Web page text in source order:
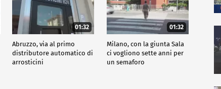
01:32
Abruzzo, via al primo
distributore automatico di
arrosticini
01:32
Milano, con la giunta Sala
ci vogliono sette anni per
un semaforo